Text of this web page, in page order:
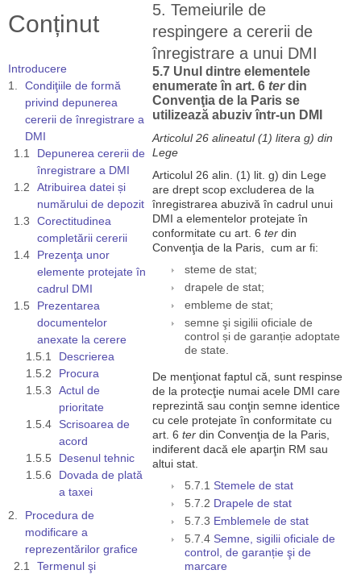
Conținut
Introducere
Condiţiile de formă
privind depunerea
cererii de înregistrare a
DMI
Depunerea cererii de
înregistrare a DMI
Atribuirea datei și
numărului de depozit
Corectitudinea
completării cererii
Prezenţa unor
elemente protejate în
cadrul DMI
Prezentarea
documentelor
anexate la cerere
Descrierea
Procura
Actul de
prioritate
Scrisoarea de
acord
Desenul tehnic
Dovada de plată
a taxei
Procedura de
modificare a
reprezentărilor grafice
Termenul şi
5. Temeiurile de
respingere a cererii de
înregistrare a unui DMI
5.7 Unul dintre elementele
enumerate în art. 6 terdin
Convenţia de la Paris se
utilizează abuziv într-un DMI
Articolul 26 alineatul (1) litera g) din
Lege
Articolul 26 alin. (1) lit. g) din Lege
are drept scop excluderea de la
înregistrarea abuzivă în cadrul unui
DMI a elementelor protejate în
conformitate cu art. 6ter din
Convenţia de la Paris, cum ar fi:
steme de stat;
drapele de stat;
embleme de stat;
semne şi sigilii oficiale de
control și de garanție adoptate
de state.
De menţionat faptul că, sunt respinse
de la protecţie numai acele DMI care
reprezintă sau conţin semne identice
cu cele protejate în conformitate cu
art. 6ter din Convenţia de la Paris,
indiferent dacă ele aparţin RM sau
altui stat.
5.7.1 Stemele de stat
5.7.2 Drapele de stat
5.7.3 Emblemele de stat
5.7.4 Semne, sigilii oficiale de
control, de garanție şi de
marcare